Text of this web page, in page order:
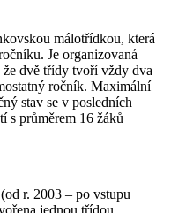
málotřídkou, která
Je organizovaná
dvě třídy tvoří vždy dva
ročník. Maximální
stav se v posledních
s průměrem 16 žáků
r. 2003 – po vstupu